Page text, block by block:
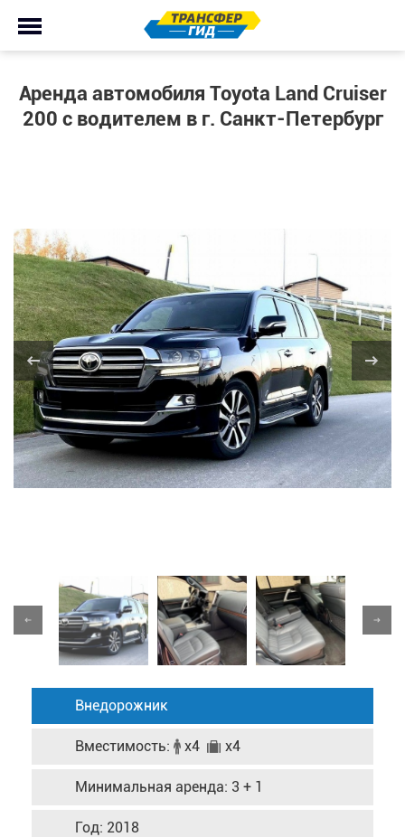
Аренда автомобиля Toyota Land Cruiser
200 с водителем в г. Санкт-Петербург
Внедорожник
Вместимость: x4 x4
Минимальная аренда: 3 + 1
Год: 2018